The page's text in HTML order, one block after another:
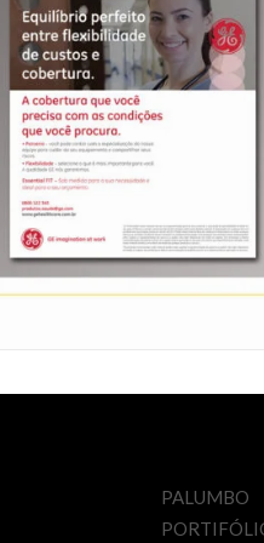
PALUMBO